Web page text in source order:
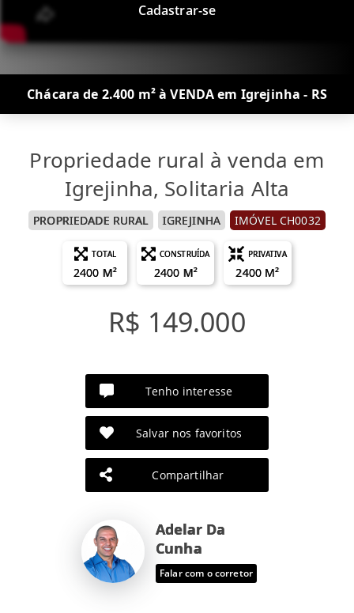
Cadastrar-se
Chácara de 2.400 m² à VENDA em Igrejinha - RS
Propriedade rural à venda em
Igrejinha, Solitaria Alta
PROPRIEDADE RURAL IGREJINHA IMÓVEL CH0032
TOTAL
2400 M²
CONSTRUÍDA
2400 M²
PRIVATIVA
2400 M²
R$ 149.000
Tenho interesse
Salvar nos favoritos
Compartilhar
Adelar Da
Cunha
Falar com o corretor